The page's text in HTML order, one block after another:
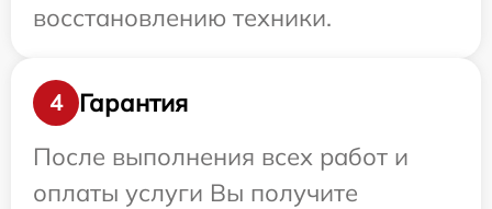
восстановлению техники.
4
Гарантия
После выполнения всех работ и
оплаты услуги Вы получите